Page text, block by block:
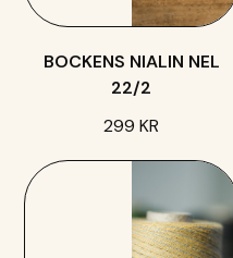
BOCKENS NIALIN NEL
22/2
299 KR